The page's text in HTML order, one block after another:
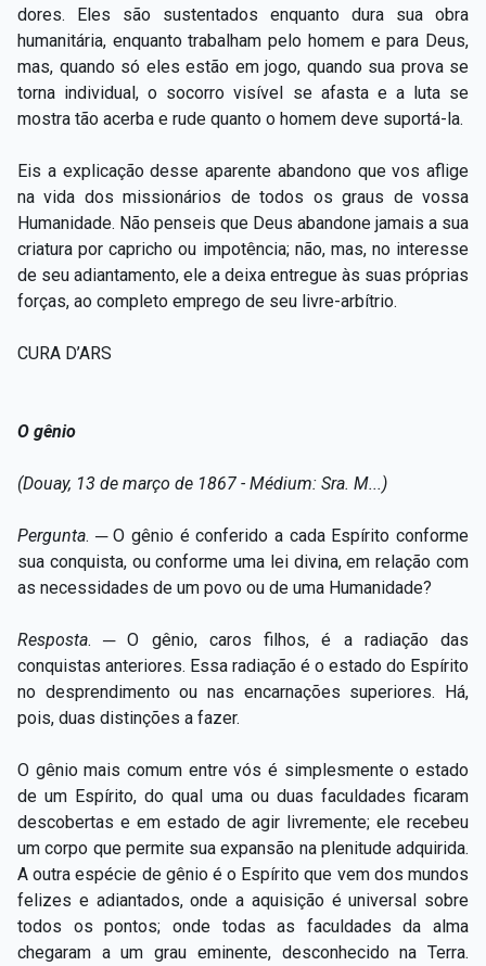
dores. Eles são sustentados enquanto dura sua obra
humanitária, enquanto trabalham pelo homem e para Deus,
mas, quando só eles estão em jogo, quando sua prova se
torna individual, o socorro visível se afasta e a luta se
mostra tão acerba e rude quanto o homem deve suportá-la.
Eis a explicação desse aparente abandono que vos aflige
na vida dos missionários de todos os graus de vossa
Humanidade. Não penseis que Deus abandone jamais a sua
criatura por capricho ou impotência; não, mas, no interesse
de seu adiantamento, ele a deixa entregue às suas próprias
forças, ao completo emprego de seu livre-arbítrio.
CURA D’ARS
O gênio
(Douay, 13 de março de 1867 - Médium: Sra. M...)
Pergunta. ─ O gênio é conferido a cada Espírito conforme
sua conquista, ou conforme uma lei divina, em relação com
as necessidades de um povo ou de uma Humanidade?
Resposta. ─ O gênio, caros filhos, é a radiação das
conquistas anteriores. Essa radiação é o estado do Espírito
no desprendimento ou nas encarnações superiores. Há,
pois, duas distinções a fazer.
O gênio mais comum entre vós é simplesmente o estado
de um Espírito, do qual uma ou duas faculdades ficaram
descobertas e em estado de agir livremente; ele recebeu
um corpo que permite sua expansão na plenitude adquirida.
A outra espécie de gênio é o Espírito que vem dos mundos
felizes e adiantados, onde a aquisição é universal sobre
todos os pontos; onde todas as faculdades da alma
chegaram a um grau eminente, desconhecido na Terra.